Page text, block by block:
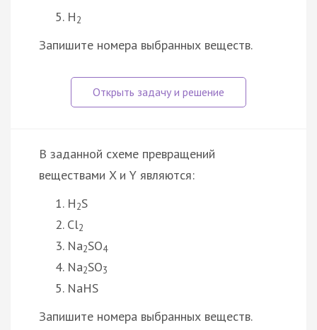
H2
Запишите номера выбранных веществ.
В заданной схеме превращений
веществами X и Y являются:
H2S
Cl2
Na2SO4
Na2SO3
NaHS
Запишите номера выбранных веществ.